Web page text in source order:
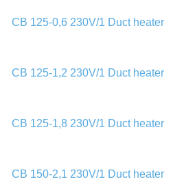
CB 125-0,6 230V/1 Duct heater
CB 125-1,2 230V/1 Duct heater
CB 125-1,8 230V/1 Duct heater
CB 150-2,1 230V/1 Duct heater